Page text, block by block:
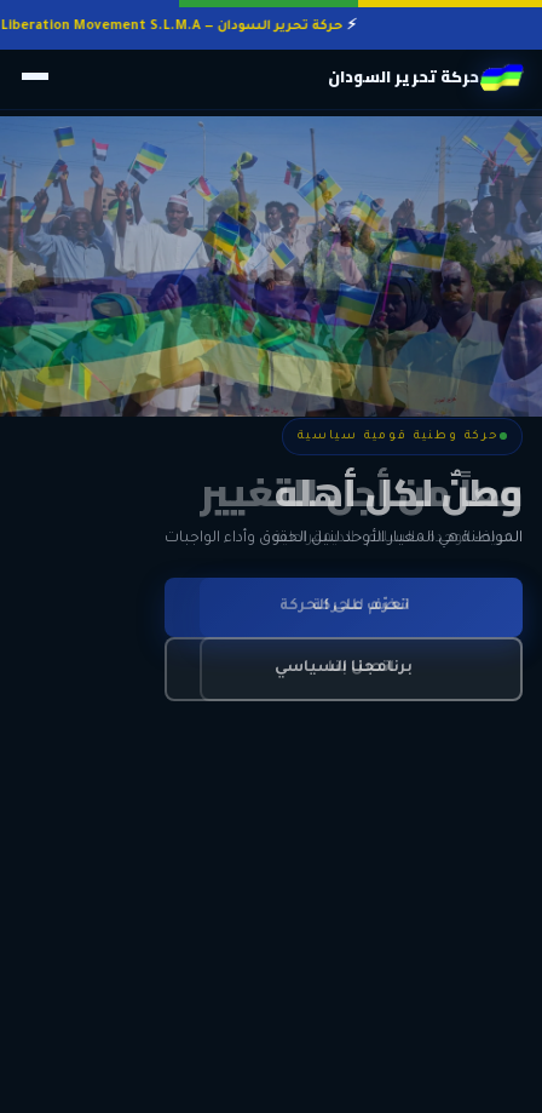
حركة تحرير السودان — Sudan Liberation Movement S.L.M.A
حركة تحرير السودان
حركة وطنية قومية سياسية
وطنٌ لكل أهله
المواطنة هي المعيار الأوحد لنيل الحقوق وأداء الواجبات
تعرّف على الحركة
برنامجنا السياسي
حركة وطنية قومية سياسية
معاً من أجل التغيير
الحرية • الوحدة • السلام • الديمقراطية
انضم للحركة
اتصل بنا